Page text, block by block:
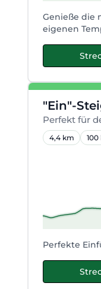
Genieße die
eigenen
"Ein"-
Perfekt für
4,4 km
Perfekte